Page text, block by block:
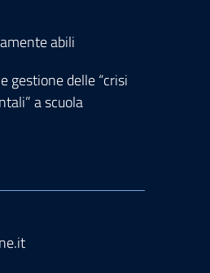
abili
gestione delle “crisi
a scuola